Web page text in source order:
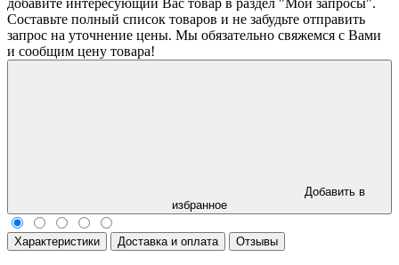
добавите интересующий Вас товар в раздел "Мои запросы".
Составьте полный список товаров и не забудьте отправить
запрос на уточнение цены. Мы обязательно свяжемся с Вами
и сообщим цену товара!
Добавить в
избранное
Характеристики Доставка и оплата Отзывы